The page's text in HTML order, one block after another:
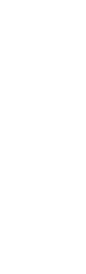
zu machen,
es um das
mit
Ihr Zuhause nicht